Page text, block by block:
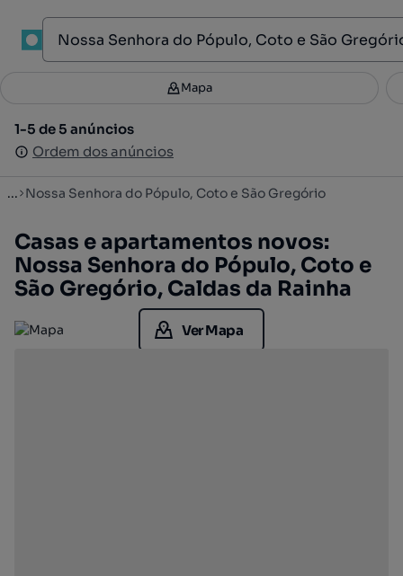
Filtros 2
1-5 de 5 anúncios
Ordem dos anúncios
Mapa
1-5 de 5 anúncios
Ordem dos anúncios
... Nossa Senhora do Pópulo, Coto e São Gregório
Casas e apartamentos novos:
Nossa Senhora do Pópulo, Coto e
São Gregório, Caldas da Rainha
Ver Mapa